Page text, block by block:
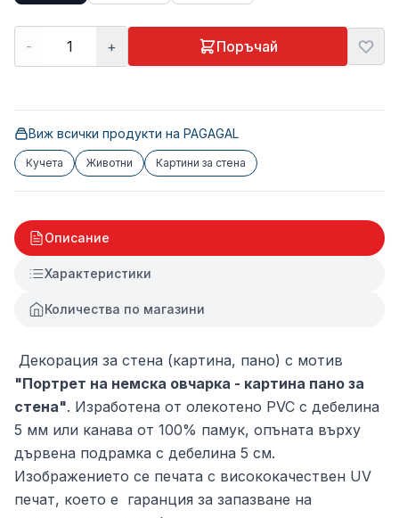
- + Поръчай
Виж всички продукти на PAGAGAL
Кучета Животни Картини за стена
Описание
Характеристики
Количества по магазини
Декорация за стена (картина, пано) с мотив
"Портрет на немска овчарка - картина пано за
стена". Изработена от олекотено PVC с дебелина
5 мм или канава от 100% памук, опъната върху
дървена подрамка с дебелина 5 см.
Изображението се печата с висококачествен UV
печат, което е гаранция за запазване на